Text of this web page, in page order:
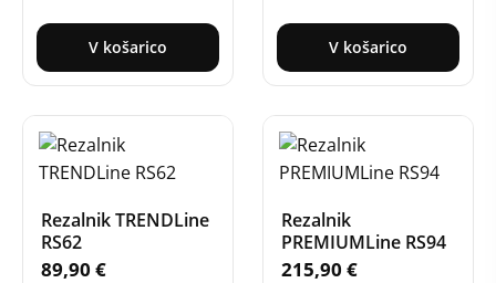
V košarico V košarico
Rezalnik TRENDLine
RS62
89,90 €
Rezalnik
PREMIUMLine RS94
215,90 €